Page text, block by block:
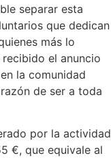
separar esta
que dedican
más lo
el anuncio
la comunidad
de ser a toda
por la actividad
€, que equivale al